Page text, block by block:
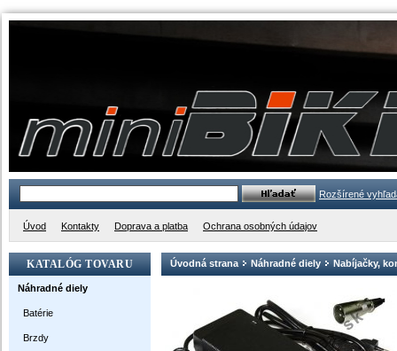
Rozšírené
Úvod Kontakty Doprava a platba Ochrana osobných údajov
KATALÓG TOVARU
Náhradné diely
Batérie
Brzdy
Úvodná strana Náhradné diely Nabíjačky,